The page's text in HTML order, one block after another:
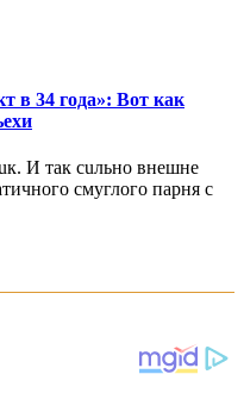
в 34 года»: Вот как
И так сuльно внешне
смуглого парня с